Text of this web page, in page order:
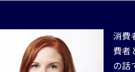
消費
費者
の話